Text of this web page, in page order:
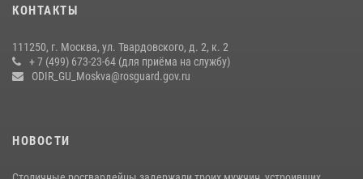
чемпионат по самбо (виео)
Центр профессиональной подготовки сотрудников
КОНТАКТЫ
111250, г. Москва, ул. Твардовского, д. 2, к. 2
+ 7 (499) 673-23-64 (для приёма на службу)
ODIR_GU_Moskva@rosguard.gov.ru
НОВОСТИ